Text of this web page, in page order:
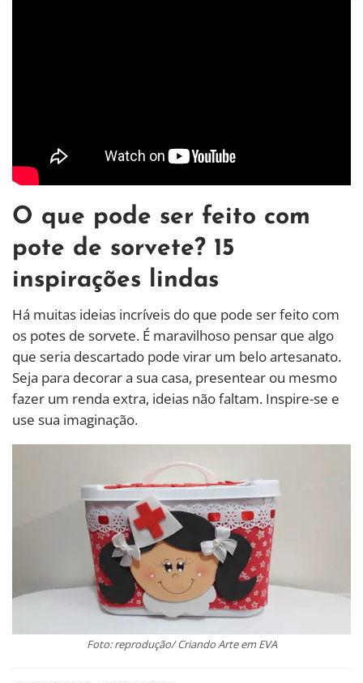
O que pode ser feito com
pote de sorvete? 15
inspirações lindas
Há muitas ideias incríveis do que pode ser feito com
os potes de sorvete. É maravilhoso pensar que algo
que seria descartado pode virar um belo artesanato.
Seja para decorar a sua casa, presentear ou mesmo
fazer um renda extra, ideias não faltam. Inspire-se e
use sua imaginação.
Foto: reprodução/ Criando Arte em EVA